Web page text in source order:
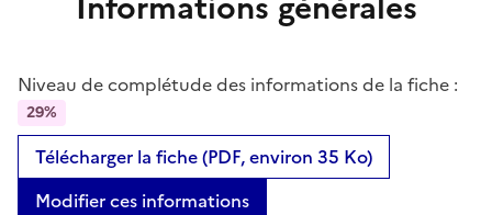
Niveau de complétude des informations de la fiche :
29%
Télécharger la fiche (PDF, environ 35 Ko)
Modifier ces informations